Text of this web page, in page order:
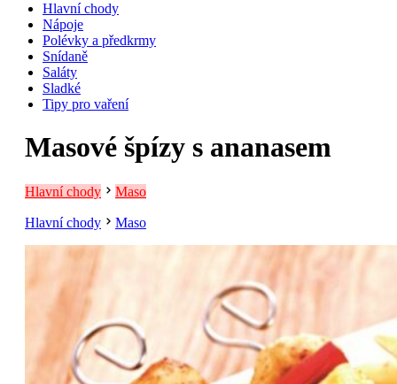
Hlavní chody
Nápoje
Polévky a předkrmy
Snídaně
Saláty
Sladké
Tipy pro vaření
Masové špízy s ananasem
Hlavní chody Maso
Hlavní chody Maso